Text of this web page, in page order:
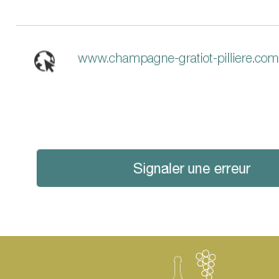
www.champagne-gratiot-pilliere.com
Signaler une erreur